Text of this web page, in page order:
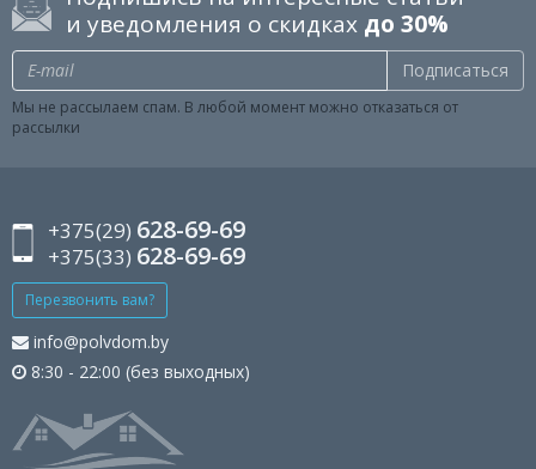
и уведомления о скидках до 30%
Подписаться
Мы не рассылаем спам. В любой момент можно отказаться от
рассылки
+375(29) 628-69-69
+375(33) 628-69-69
Перезвонить вам?
info@polvdom.by
8:30 - 22:00 (без выходных)